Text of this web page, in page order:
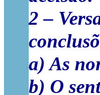
2 –
a) As
b) O